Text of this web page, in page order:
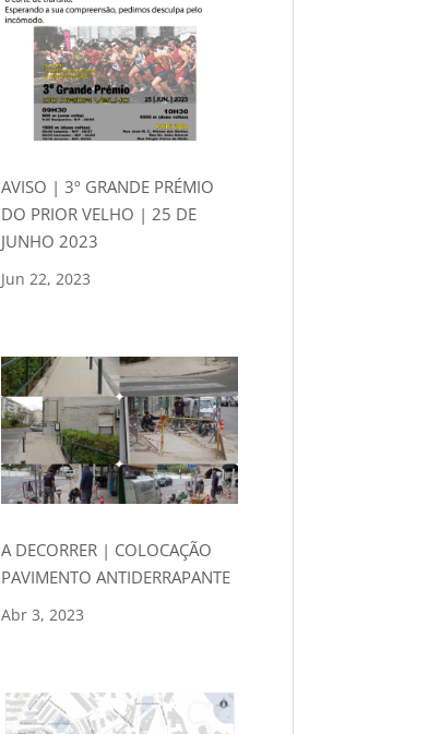
AVISO | 3º GRANDE PRÉMIO
DO PRIOR VELHO | 25 DE
JUNHO 2023
Jun 22, 2023
A DECORRER | COLOCAÇÃO
PAVIMENTO ANTIDERRAPANTE
Abr 3, 2023